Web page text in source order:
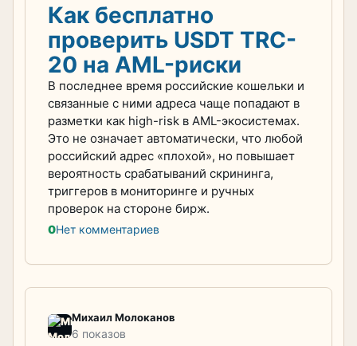
Как бесплатно
проверить USDT TRC-
20 на AML-риски⁠⁠
В последнее время российские кошельки и
связанные с ними адреса чаще попадают в
разметки как high-risk в AML-экосистемах.
Это не означает автоматически, что любой
российский адрес «плохой», но повышает
вероятность срабатываний скрининга,
триггеров в мониторинге и ручных
проверок на стороне бирж.
0Нет комментариев
Михаил Молоканов
6 показов